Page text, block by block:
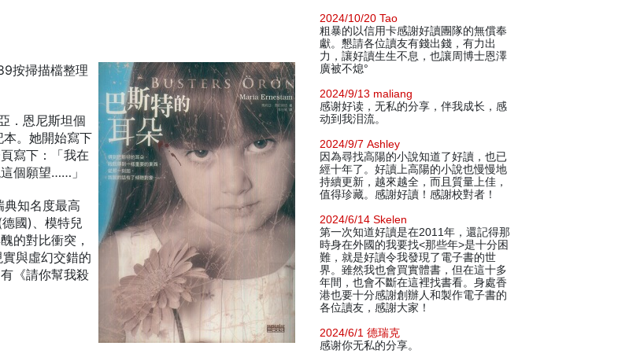
按掃描檔整理
．恩尼斯坦個
。她開始寫下
寫下：「我在
個願望……」
知名度最高
國)、模特兒
的對比衝突，
與虛幻交錯的
《請你幫我殺
2024/10/20 Tao
粗暴的以信用卡感謝好讀團隊的無償奉
獻。懇請各位讀友有錢出錢，有力出
力，讓好讀生生不息，也讓周博士恩澤
廣被不熄°
2024/9/13 maliang
感谢好读，无私的分享，伴我成长，感
动到我泪流。
2024/9/7 Ashley
因為尋找高陽的小說知道了好讀，也已
經十年了。好讀上高陽的小說也慢慢地
持續更新，越來越全，而且質量上佳，
值得珍藏。感謝好讀！感謝校對者！
2024/6/14 Skelen
第一次知道好讀是在2011年，還記得那
時身在外國的我要找<那些年>是十分困
難，就是好讀令我發現了電子書的世
界。雖然我也會買實體書，但在這十多
年間，也會不斷在這裡找書看。身處香
港也要十分感謝創辦人和製作電子書的
各位讀友，感謝大家！
2024/6/1 德瑞克
感谢你无私的分享。